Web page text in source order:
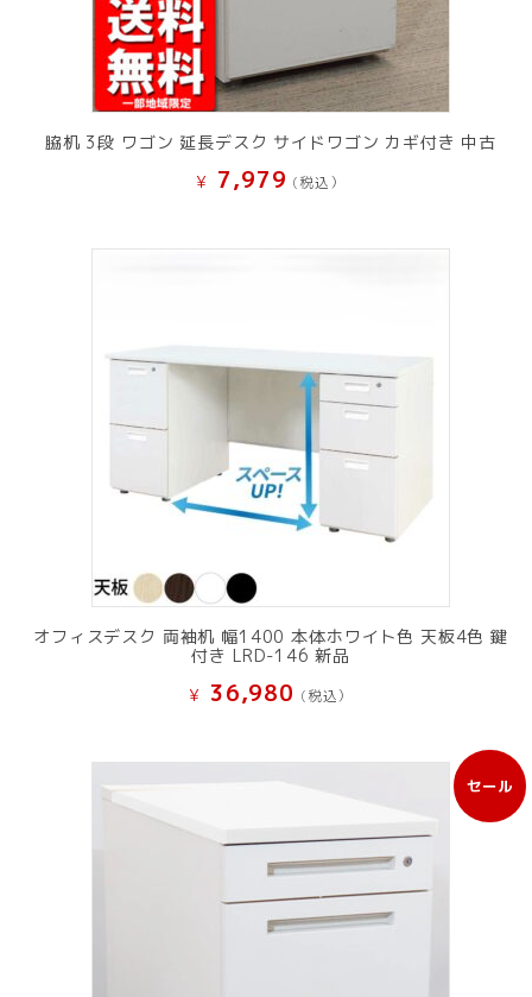
脇机 3段 ワゴン 延長デスク サイドワゴン カギ付き 中古
¥ 7,979 (税込）
オフィスデスク 両袖机 幅1400 本体ホワイト色 天板4色 鍵
付き LRD-146 新品
¥ 36,980 (税込）
セール
販
売